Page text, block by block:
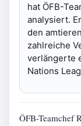
hat ÖFB-
analysiert.
den
zahlreiche
verlängerte
Nations
ÖFB-Teamchef